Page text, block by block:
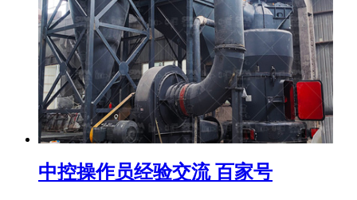
中控操作员经验交流 百家号